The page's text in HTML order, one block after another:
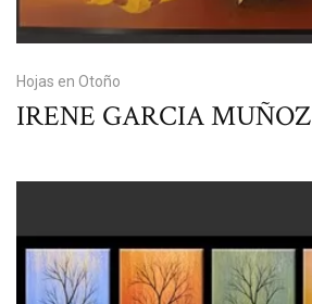
Hojas en Otoño
IRENE GARCIA MUÑOZ